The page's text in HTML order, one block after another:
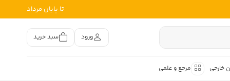
تا پایان مرداد
ورود سبد خرید
خارجی مرجع و علمی